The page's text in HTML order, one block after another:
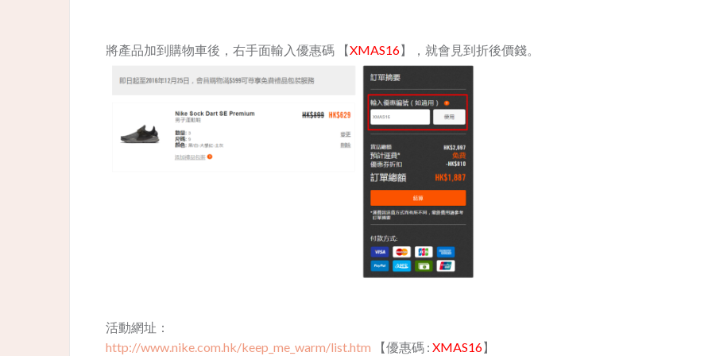
將產品加到購物車後，右手面輸入優惠碼 【XMAS16】，就會見到折後價錢。
活動網址：
http://www.nike.com.hk/keep_me_warm/list.htm
【優惠碼​ : XMAS16】